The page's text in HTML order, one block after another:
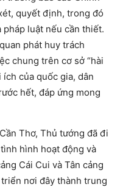
quyết định, trong đó
luật nếu cần thiết.
phát huy trách
chung trên cơ sở “hài
của quốc gia, dân
hết, đáp ứng mong
Thơ, Thủ tướng đã đi
hình hoạt động và
Cái Cui và Tân cảng
nơi đây thành trung